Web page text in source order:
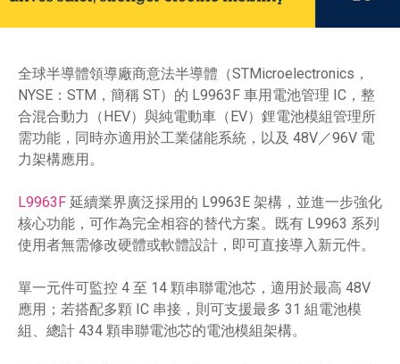
全球半導體領導廠商意法半導體（STMicroelectronics，
NYSE：STM，簡稱 ST）的 L9963F 車用電池管理 IC，整
合混合動力（HEV）與純電動車（EV）鋰電池模組管理所
需功能，同時亦適用於工業儲能系統，以及 48V／96V 電
力架構應用。
L9963F 延續業界廣泛採用的 L9963E 架構，並進一步強化
核心功能，可作為完全相容的替代方案。既有 L9963 系列
使用者無需修改硬體或軟體設計，即可直接導入新元件。
單一元件可監控 4 至 14 顆串聯電池芯，適用於最高 48V
應用；若搭配多顆 IC 串接，則可支援最多 31 組電池模
組、總計 434 顆串聯電池芯的電池模組架構。